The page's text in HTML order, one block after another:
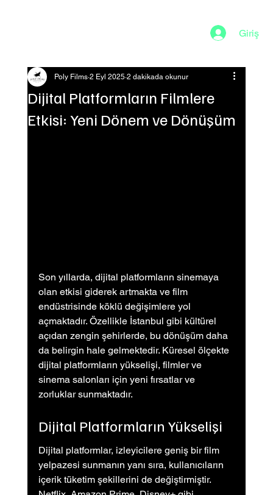
Giriş
Dijital Platformların Filmlere
Etkisi: Yeni Dönem ve Dönüşüm
Poly Films 2 Eyl 2025 2 dakikada okunur
Son yıllarda, dijital platformların sinemaya
olan etkisi giderek artmakta ve film
endüstrisinde köklü değişimlere yol
açmaktadır. Özellikle İstanbul gibi kültürel
açıdan zengin şehirlerde, bu dönüşüm daha
da belirgin hale gelmektedir. Küresel ölçekte
dijital platformların yükselişi, filmler ve
sinema salonları için yeni fırsatlar ve
zorluklar sunmaktadır.
Dijital Platformların Yükselişi
Dijital platformlar, izleyicilere geniş bir film
yelpazesi sunmanın yanı sıra, kullanıcıların
içerik tüketim şekillerini de değiştirmiştir.